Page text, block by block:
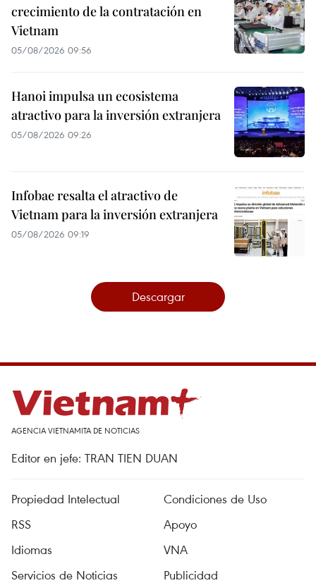
crecimiento de la contratación en
Vietnam
05/08/2026 09:56
Hanoi impulsa un ecosistema
atractivo para la inversión extranjera
05/08/2026 09:26
Infobae resalta el atractivo de
Vietnam para la inversión extranjera
05/08/2026 09:19
Descargar
AGENCIA VIETNAMITA DE NOTICIAS
Editor en jefe: TRAN TIEN DUAN
Propiedad Intelectual
Condiciones de Uso
RSS
Apoyo
Idiomas
VNA
Servicios de Noticias
Publicidad